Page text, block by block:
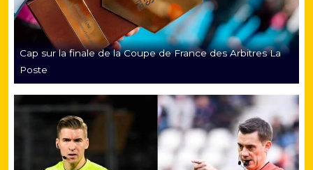
Cap sur la finale de la Coupe de France des Arbitres La
Poste